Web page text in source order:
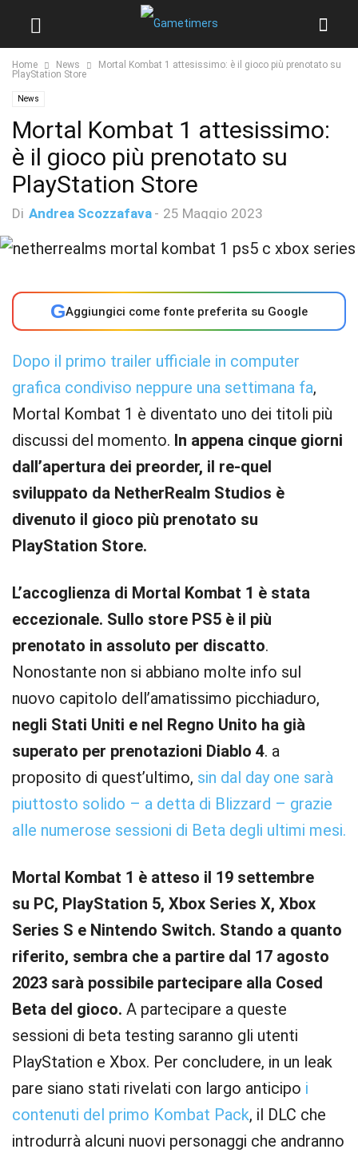
Home News
Mortal Kombat 1 attesissimo: è il gioco più prenotato su
PlayStation Store
News
Mortal Kombat 1 attesissimo:
è il gioco più prenotato su
PlayStation Store
Di Andrea Scozzafava - 25 Maggio 2023
GAggiungici come fonte preferita su Google
Dopo il primo trailer ufficiale in computer
grafica condiviso neppure una settimana fa,
Mortal Kombat 1 è diventato uno dei titoli più
discussi del momento. In appena cinque giorni
dall’apertura dei preorder, il re-quel
sviluppato da NetherRealm Studios è
divenuto il gioco più prenotato su
PlayStation Store.
L’accoglienza di Mortal Kombat 1 è stata
eccezionale. Sullo store PS5 è il più
prenotato in assoluto per discatto.
Nonostante non si abbiano molte info sul
nuovo capitolo dell’amatissimo picchiaduro,
negli Stati Uniti e nel Regno Unito ha già
superato per prenotazioni Diablo 4. a
proposito di quest’ultimo, sin dal day one sarà
piuttosto solido – a detta di Blizzard – grazie
alle numerose sessioni di Beta degli ultimi mesi.
Mortal Kombat 1 è atteso il 19 settembre
su PC, PlayStation 5, Xbox Series X, Xbox
Series S e Nintendo Switch. Stando a quanto
riferito, sembra che a partire dal 17 agosto
2023 sarà possibile partecipare alla Cosed
Beta del gioco. A partecipare a queste
sessioni di beta testing saranno gli utenti
PlayStation e Xbox. Per concludere, in un leak
pare siano stati rivelati con largo anticipo i
contenuti del primo Kombat Pack, il DLC che
introdurrà alcuni nuovi personaggi che andranno